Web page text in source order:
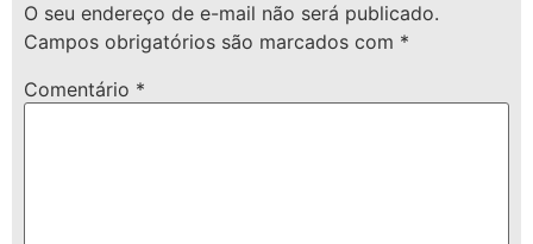
O seu endereço de e-mail não será publicado.
Campos obrigatórios são marcados com *
Comentário *